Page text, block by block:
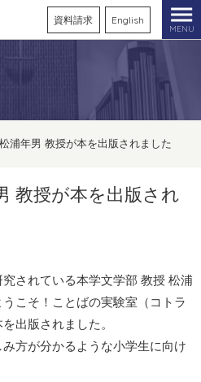
資料請求 English
MENU
浦年男 教授が本を出版されました
教授が本を出版され
されている本学文学部 教授 松浦
こそ！ことばの実験室（コトラ
出版されました。
方が分かるような小学生に向け